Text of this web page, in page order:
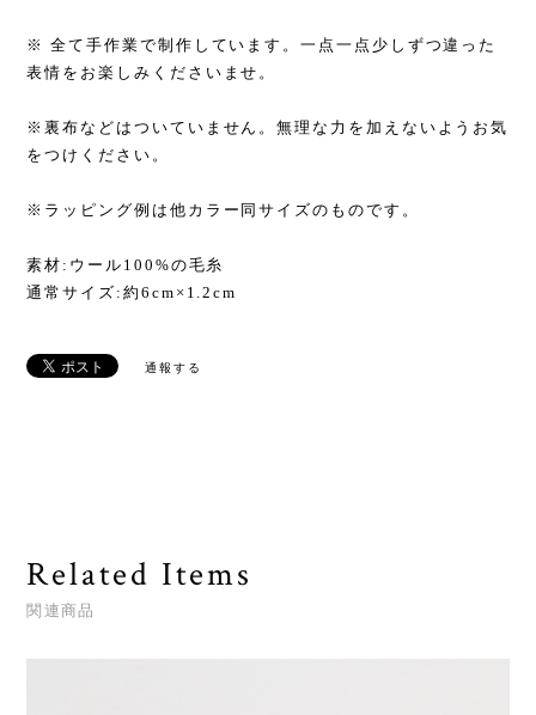
※ 全て手作業で制作しています。一点一点少しずつ違った
表情をお楽しみくださいませ。
※裏布などはついていません。無理な力を加えないようお気
をつけください。
※ラッピング例は他カラー同サイズのものです。
素材:ウール100%の毛糸
通常サイズ:約6cm×1.2cm
通報する
Related Items
関連商品